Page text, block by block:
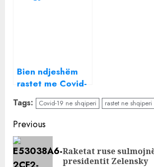
fundit në
Bien ndjeshëm
rastet me Covid-
19 në vend,
bilanci i 24 orëve
të fundit
Tags: Covid-19 ne shqiperi rastet ne shqiperi
Continue
Reading
Previous
Raketat ruse
presidentit Zelensky